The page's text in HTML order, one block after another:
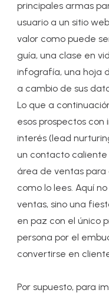
principales armas
usuario a un sitio
valor como puede
guía, una clase en
infografía, una hoja
a cambio de sus
Lo que a
esos prospectos
interés (lead
un contacto caliente
área de ventas para
como lo lees. Aquí
ventas, sino una
en paz con el único
persona por el
convertirse en
Por supuesto, para